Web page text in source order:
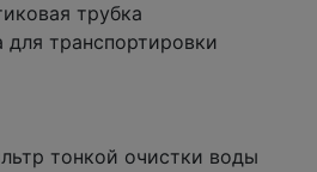
трубка
транспортировки
тонкой очистки воды